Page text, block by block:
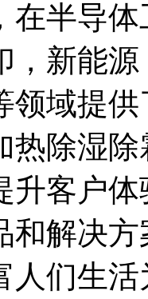
在半导
，新能
领域提
热除湿
升客户
和解决
人们生